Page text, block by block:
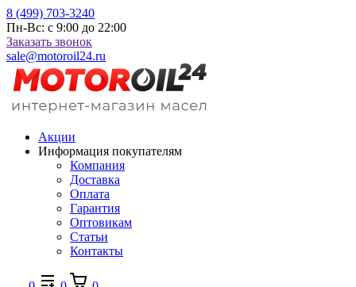
8 (499) 703-3240
Пн-Вс: с 9:00 до 22:00
Заказать звонок
sale@motoroil24.ru
Акции
Информация покупателям
Компания
Доставка
Оплата
Гарантия
Оптовикам
Статьи
Контакты